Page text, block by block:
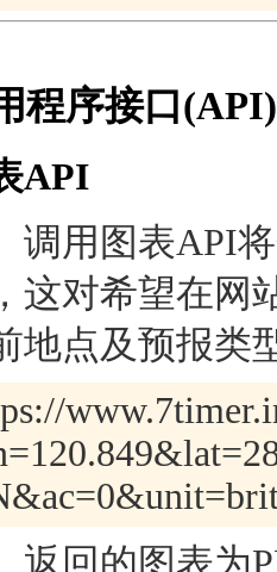
程序接口(API)
API
用图表API将
这对希望在网
地点及预报类
回的图表为